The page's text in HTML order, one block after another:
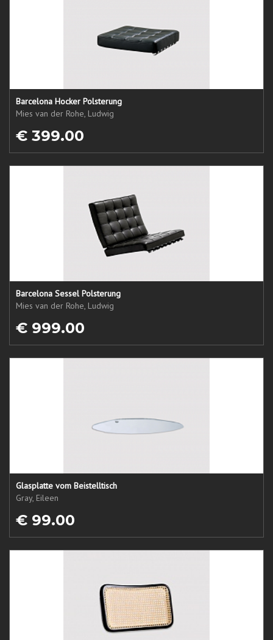
Barcelona Hocker Polsterung
Mies van der Rohe, Ludwig
€ 399.00
Barcelona Sessel Polsterung
Mies van der Rohe, Ludwig
€ 999.00
Glasplatte vom Beistelltisch
Gray, Eileen
€ 99.00